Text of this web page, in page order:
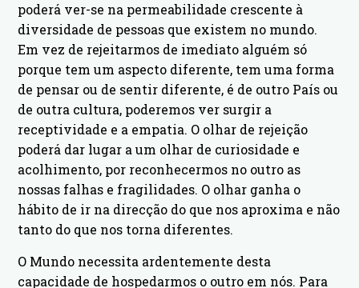
poderá ver-se na permeabilidade crescente à
diversidade de pessoas que existem no mundo.
Em vez de rejeitarmos de imediato alguém só
porque tem um aspecto diferente, tem uma forma
de pensar ou de sentir diferente, é de outro País ou
de outra cultura, poderemos ver surgir a
receptividade e a empatia. O olhar de rejeição
poderá dar lugar a um olhar de curiosidade e
acolhimento, por reconhecermos no outro as
nossas falhas e fragilidades. O olhar ganha o
hábito de ir na direcção do que nos aproxima e não
tanto do que nos torna diferentes.
O Mundo necessita ardentemente desta
capacidade de hospedarmos o outro em nós. Para